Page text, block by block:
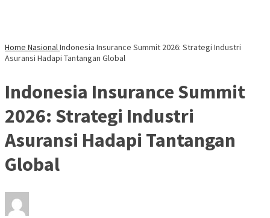
Home NasionalIndonesia Insurance Summit 2026: Strategi Industri
Asuransi Hadapi Tantangan Global
Indonesia Insurance Summit
2026: Strategi Industri
Asuransi Hadapi Tantangan
Global